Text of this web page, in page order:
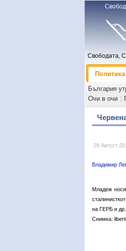
Свободата,
Политика
България
Очи в очи
29 Август
Владимир
Младеж
на ГЕРБ и др.
Снимка: